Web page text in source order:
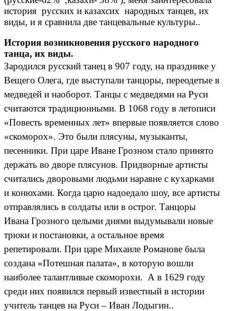
история русских и казахсих народных танцев, их
виды, и я сравнила две танцевальные культуры..
История возникновения русского народного
танца, их виды.
Зародился русский танец в 907 году, на празднике у
Вещего Олега, где выступали танцоры, переодетые в
медведей и наоборот. Танцы с медведями на Руси
считаются традиционными. В 1068 году в летописи
«Повесть временных лет» впервые появляется слово
«скоморох». Это были плясуны, музыканты,
песенники. При царе Иване Грозном стало принято
держать во дворе плясунов. Придворные артисты
считались дворовыми людьми наравне с кухарками
и конюхами. Когда царю надоедало шоу, все артисты
отправлялись в солдаты или в острог. Танцоры
Ивана Грозного целыми днями выдумывали новые
трюки и постановки, а остальное время
репетировали. При царе Михаиле Романове была
создана «Потешная палата», в которую вошли
наиболее талантливые скоморохи. А в 1629 году
среди них появился первый известный в истории
учитель танцев на Руси – Иван Лодыгин..